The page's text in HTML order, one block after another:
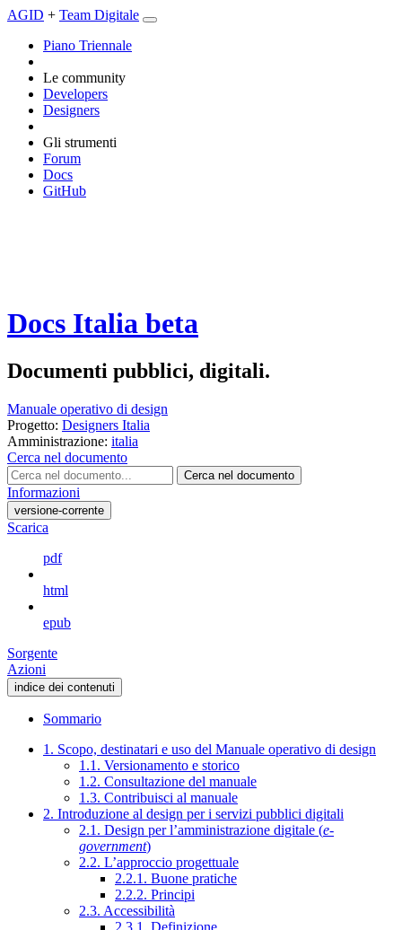
AGID + Team Digitale
Piano Triennale
Le community
Developers
Designers
Gli strumenti
Forum
Docs
GitHub
Docs Italia beta
Documenti pubblici, digitali.
Manuale operativo di design
Progetto: Designers Italia
Amministrazione: italia
Cerca nel documento
Cerca nel documento
Informazioni
versione-corrente
Scarica
pdf
html
epub
Sorgente
Azioni
indice dei contenuti
Sommario
1. Scopo, destinatari e uso del Manuale operativo di design
1.1. Versionamento e storico
1.2. Consultazione del manuale
1.3. Contribuisci al manuale
2. Introduzione al design per i servizi pubblici digitali
2.1. Design per l’amministrazione digitale (e-
government)
2.2. L’approccio progettuale
2.2.1. Buone pratiche
2.2.2. Principi
2.3. Accessibilità
2.3.1. Definizione